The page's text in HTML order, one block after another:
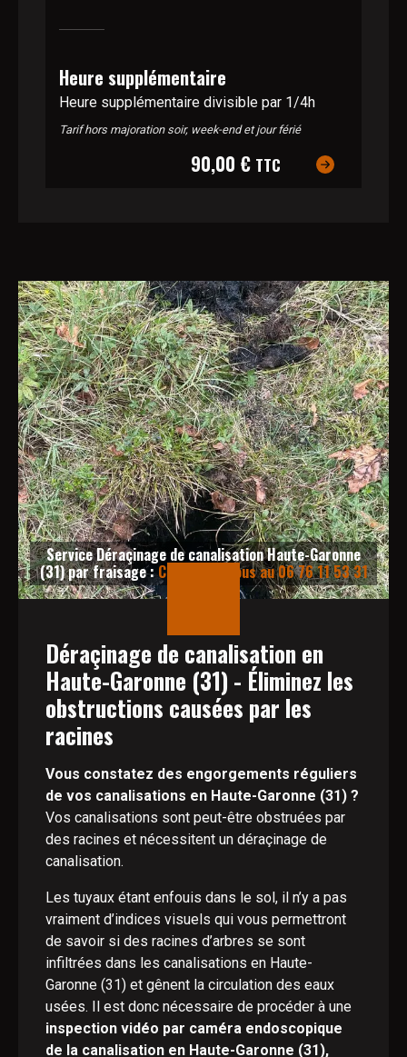
Heure supplémentaire
Heure supplémentaire divisible par 1/4h
Tarif hors majoration soir, week-end et jour férié
90,00 € TTC
Service Déraçinage de canalisation Haute-Garonne
(31) par fraisage :Contactez-nous au 06 76 11 53 31
Déraçinage de canalisation en
Haute-Garonne (31) - Éliminez les
obstructions causées par les
racines
Vous constatez des engorgements réguliers
de vos canalisations en Haute-Garonne (31) ?
Vos canalisations sont peut-être obstruées par
des racines et nécessitent un déraçinage de
canalisation.
Les tuyaux étant enfouis dans le sol, il n’y a pas
vraiment d’indices visuels qui vous permettront
de savoir si des racines d’arbres se sont
infiltrées dans les canalisations en Haute-
Garonne (31) et gênent la circulation des eaux
usées. Il est donc nécessaire de procéder à une
inspection vidéo par caméra endoscopique
de la canalisation en Haute-Garonne (31),